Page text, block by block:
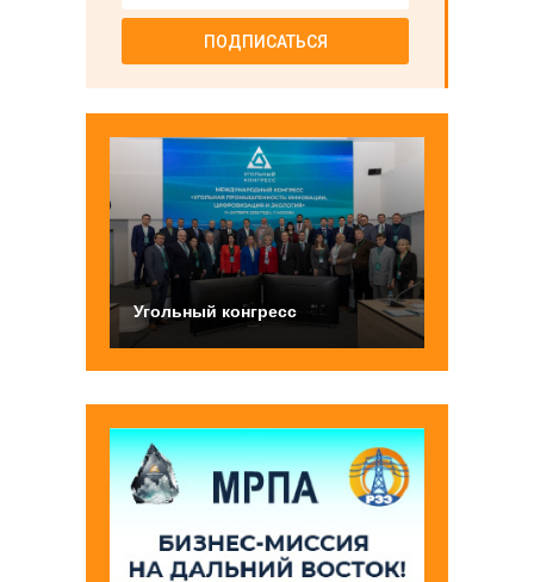
ПОДПИСАТЬСЯ
Угольный конгресс